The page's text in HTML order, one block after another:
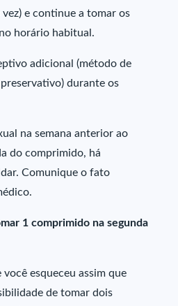
e continue a tomar os
horário habitual.
adicional (método de
durante os
na semana anterior ao
do comprimido, há
Comunique o fato
1 comprimido na segunda
esqueceu assim que
de tomar dois